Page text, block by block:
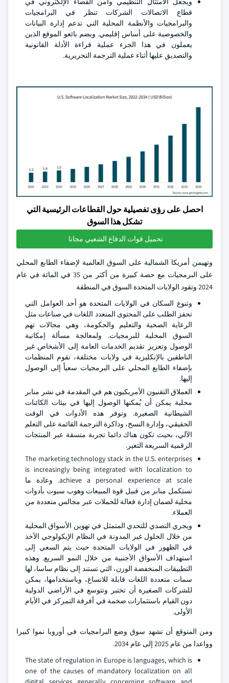
قطاع الاتصالات الشركات تنظر في البرامجيات
والبرامجيات والأنظمة المحلية التي تدعم إدارة البيانات
والخصوصية على أساس إقليمي. ويضم بائعو الموقع الذين
يعملون في هذا الجزء عملية قراءة الأدلة القانونية
والتصديق عليها أثناء عملية الترجمة التحريرية.
احصل على رؤى تفصيلية حول القطاعات الرئيسية التي
تشكل هذا السوق
تحميل قوات الدفاع الشعبي مجانا
وتهيمن أمريكا الشمالية على السوق العالمية لإضفاء الطابع المحلي
على البرمجيات مع حصة كبيرة من أكثر من 35 في المائة في عام
2024 وتقود الولايات المتحدة السوق في المنطقة
وتنوع السكان في الولايات المتحدة هو أحد العوامل التي
تحفز الطلب على المحتوى المتعدد اللغات في صناعات مثل
الرعاية الصحية والتعليم والحكومة، وهي مجالات تهم
السوق المحلية للبرمجيات. ولمعالجة مسألة إمكانية
الوصول وتعزيز تقديم الخدمات العامة إلى الأشخاص غير
الناطقين بالإنكليزية في ولايات مختلفة، تقوم المنظمات
بإضفاء الطابع المحلي على البرمجيات سعياً إلى الوصول
إليها.
العملاق التقنيون الأمريكيون هم في المقدمة في نشر منابر
محلية يمكن أن يُمكنها الوصول إليها في بيئات الكائنات
الشيطانية الصغيرة. وتوفر هذه الأدوات في الوقت
الحقيقي، وإدارة النسخ، وذاكرة الترجمة القائمة على التعلم
الآلي، بحيث تكون هناك دائما تجربة متسقة عبر المنتجات
الرقمية السريعة التغير.
The marketing technology stack in the U.S. enterprises
is increasingly being integrated with localization to
achieve a personal experience at scale. وعادة ما
تستكمل منابر من قبيل قوة المبيعات وهوب سبوت بأدوات
محلية لضمان إدارة فعالة للحملات عبر مجالس متعددة من
العملاء.
ويجري التصدي للتحدي المتمثل في تهوين الأسواق المحلية
من خلال الحلول غير المدونة في النظام الإيكولوجي الآخذ
في الظهور في الولايات المتحدة حيث يتم السعي إلى
استهداف الأسواق الأجنبية من خلال النمو السريع. وهذه
التطبيقات المنخفضة الوزن، التي تستند إلى نظام ساسا، لها
سمات متعددة اللغات قابلة للاتساع، وباستخدامها، يمكن
للشركات الصغيرة أن تختبر وتتوسع في الأراضي الدولية
دون القيام باستثمارات ضخمة في أفرقة التمركز في الأيام
الأولى.
ومن المتوقع أن تشهد سوق وضع البرامجيات في أوروبا نموا كبيرا
وواعدا من عام 2025 إلى عام 2034.
The state of regulation in Europe is languages, which is
one of the causes of mandatory localization on all